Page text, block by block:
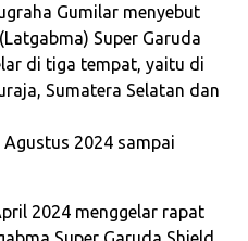
Gumilar menyebut
Super Garuda
di tiga tempat, yaitu di
Sumatera Selatan dan
2024 sampai
2024 menggelar rapat